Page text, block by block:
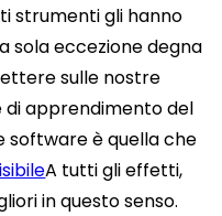
strumenti gli hanno
sola eccezione degna
sulle nostre
apprendimento del
software è quella che
A tutti gli effetti,
in questo senso.